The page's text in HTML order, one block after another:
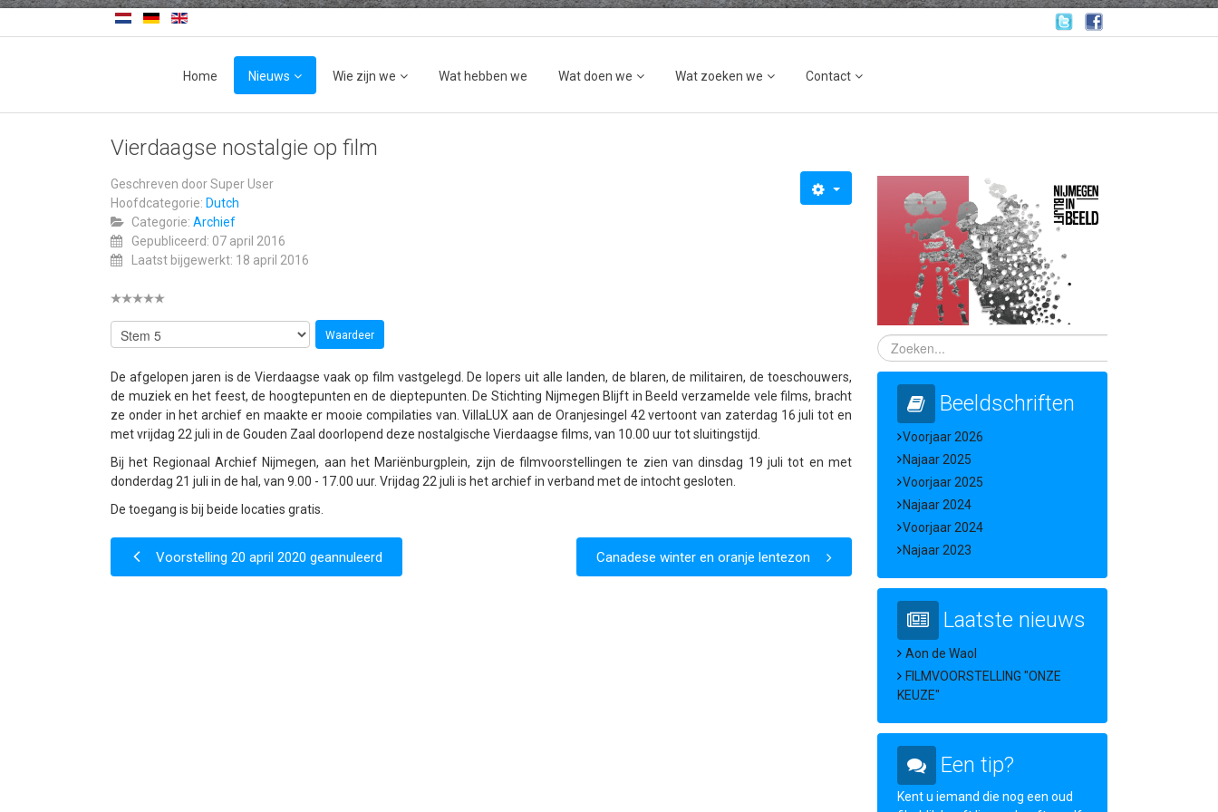
Home Nieuws Wie zijn we Wat hebben we Wat doen we Wat zoeken we Contact
Vierdaagse nostalgie op film
Geschreven doorSuper User
Hoofdcategorie: Dutch
Categorie: Archief
Gepubliceerd: 07 april 2016
Laatst bijgewerkt: 18 april 2016
De afgelopen jaren is de Vierdaagse vaak op film vastgelegd. De lopers uit alle landen, de blaren, de militairen, de toeschouwers,
de muziek en het feest, de hoogtepunten en de dieptepunten. De Stichting Nijmegen Blijft in Beeld verzamelde vele films, bracht
ze onder in het archief en maakte er mooie compilaties van. VillaLUX aan de Oranjesingel 42 vertoont van zaterdag 16 juli tot en
met vrijdag 22 juli in de Gouden Zaal doorlopend deze nostalgische Vierdaagse films, van 10.00 uur tot sluitingstijd.
Bij het Regionaal Archief Nijmegen, aan het Mariënburgplein, zijn de filmvoorstellingen te zien van dinsdag 19 juli tot en met
donderdag 21 juli in de hal, van 9.00 - 17.00 uur. Vrijdag 22 juli is het archief in verband met de intocht gesloten.
De toegang is bij beide locaties gratis.
Voorstelling 20 april 2020 geannuleerd Canadese winter en oranje lentezon
Beeldschriften
Voorjaar 2026
Najaar 2025
Voorjaar 2025
Najaar 2024
Voorjaar 2024
Najaar 2023
Laatste nieuws
Aon de Waol
FILMVOORSTELLING "ONZE
KEUZE"
Een tip?
Kent u iemand die nog een oud